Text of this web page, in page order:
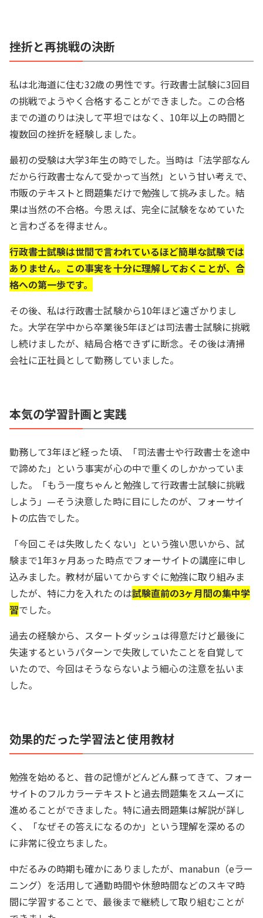
挫折と再挑戦の決断
私は北海道に住む32歳の男性です。行政書士試験に3回目
の挑戦でようやく合格することができました。この合格
までの道のりは決して平坦ではなく、10年以上の時間と
複数回の挫折を経験しました。
最初の受験は大学3年生の時でした。当時は「法学部なん
だから行政書士なんて受かって当然」という甘い考えで、
市販のテキストと問題集だけで勉強して挑みました。結
果は当然の不合格。今思えば、完全に試験をなめていた
と言わざるを得ません。
行政書士試験は世間で言われているほど簡単な試験では
ありません。この事実を十分に理解しておくことが、合
格への第一歩です。
その後、私は行政書士試験から10年ほど遠ざかりまし
た。大学在学中から卒業後5年ほどは司法書士試験に挑戦
し続けましたが、結局合格できずに断念。その後は清掃
会社に正社員として勤務していました。
本気の学習計画と実践
勤務して3年ほど経った頃、「司法書士や行政書士を途中
で諦めた」という事実が心の中で重くのしかかっていま
した。「もう一度ちゃんと勉強して行政書士試験に挑戦
しよう」—そう決意した時に目にしたのが、フォーサイ
トの広告でした。
「今回こそは失敗したくない」という強い思いから、試
験まで1年3ヶ月あった時点でフォーサイトの講座に申し
込みました。教材が届いてからすぐに勉強に取り組みま
したが、特に力を入れたのは試験直前の3ヶ月間の集中学
習でした。
過去の経験から、スタートダッシュは得意だけど最後に
失速するというパターンで失敗していたことを自覚して
いたので、今回はそうならないよう細心の注意を払いま
した。
効果的だった学習法と使用教材
勉強を始めると、昔の記憶がどんどん蘇ってきて、フォー
サイトのフルカラーテキストと過去問題集をスムーズに
進めることができました。特に過去問題集は解説が詳し
く、「なぜその答えになるのか」という理解を深めるの
に非常に役立ちました。
中だるみの時期も確かにありましたが、manabun（eラー
ニング）を活用して通勤時間や休憩時間などのスキマ時
間に学習することで、最後まで継続して取り組むことが